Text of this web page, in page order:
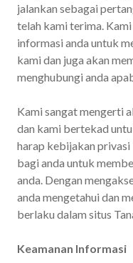
jalankan sebagai
telah kami terima.
informasi anda untuk
kami dan juga akan
menghubungi anda
Kami sangat mengerti
dan kami bertekad
harap kebijakan
bagi anda untuk
anda. Dengan
anda mengetahui dan
berlaku dalam situs
Keamanan Informasi